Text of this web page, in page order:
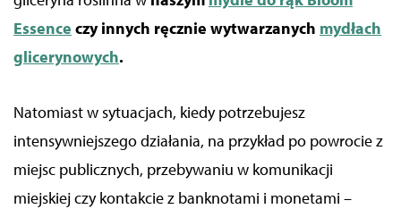
Essence czy innych ręcznie wytwarzanych mydłach
glicerynowych.
Natomiast w sytuacjach, kiedy potrzebujesz
intensywniejszego działania, na przykład po powrocie z
miejsc publicznych, przebywaniu w komunikacji
miejskiej czykontakciez banknotami i monetami –